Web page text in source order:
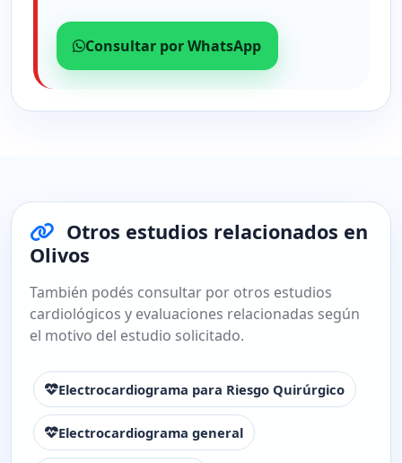
Consultar por WhatsApp
Otros estudios relacionados en
Olivos
También podés consultar por otros estudios
cardiológicos y evaluaciones relacionadas según
el motivo del estudio solicitado.
Electrocardiograma para Riesgo Quirúrgico
Electrocardiograma general